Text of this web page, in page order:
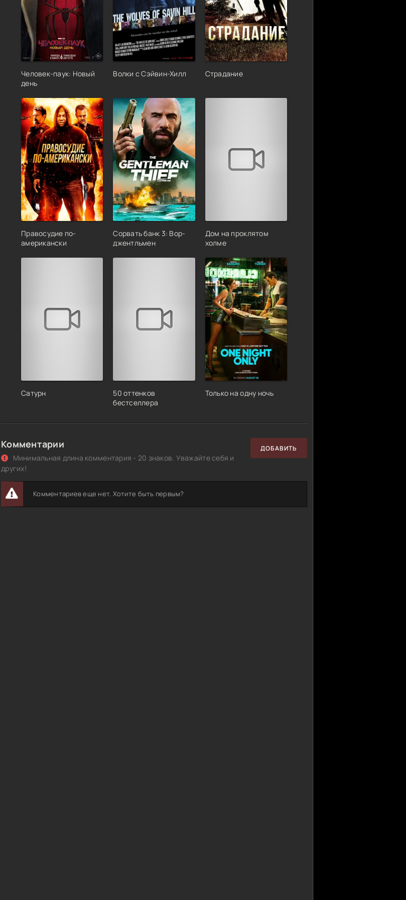
Человек-паук: Новый
день
Волки с Сэйвин-Хилл Страдание
Правосудие по-
американски
Сорвать банк 3: Вор-
джентльмен
Дом на проклятом
холме
Сатурн
50 оттенков
бестселлера
Только на одну ночь
Комментарии
Минимальная длина комментария - 20 знаков. Уважайте себя и
других!
ДОБАВИТЬ
Комментариев еще нет. Хотите быть первым?